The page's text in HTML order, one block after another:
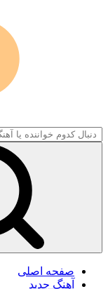
صفحه اصلی
آهنگ جدید